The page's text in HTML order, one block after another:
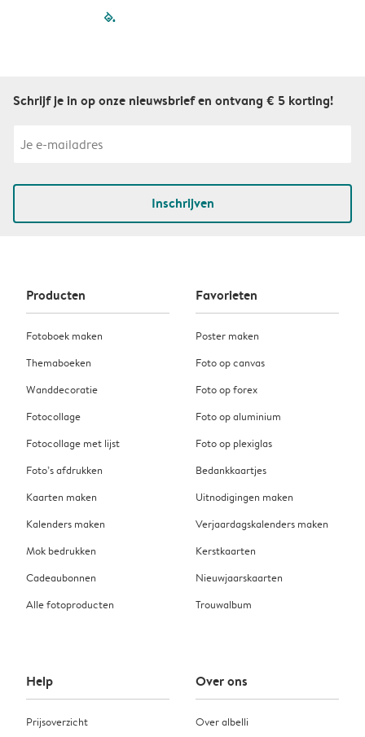
filled-pagination
Schrijf je in op onze nieuwsbrief en ontvang € 5 korting!
Inschrijven
Producten
Fotoboek maken
Themaboeken
Wanddecoratie
Fotocollage
Fotocollage met lijst
Foto’s afdrukken
Kaarten maken
Kalenders maken
Mok bedrukken
Cadeaubonnen
Alle fotoproducten
Favorieten
Poster maken
Foto op canvas
Foto op forex
Foto op aluminium
Foto op plexiglas
Bedankkaartjes
Uitnodigingen maken
Verjaardagskalenders maken
Kerstkaarten
Nieuwjaarskaarten
Trouwalbum
Help
Prijsoverzicht
Over ons
Over albelli